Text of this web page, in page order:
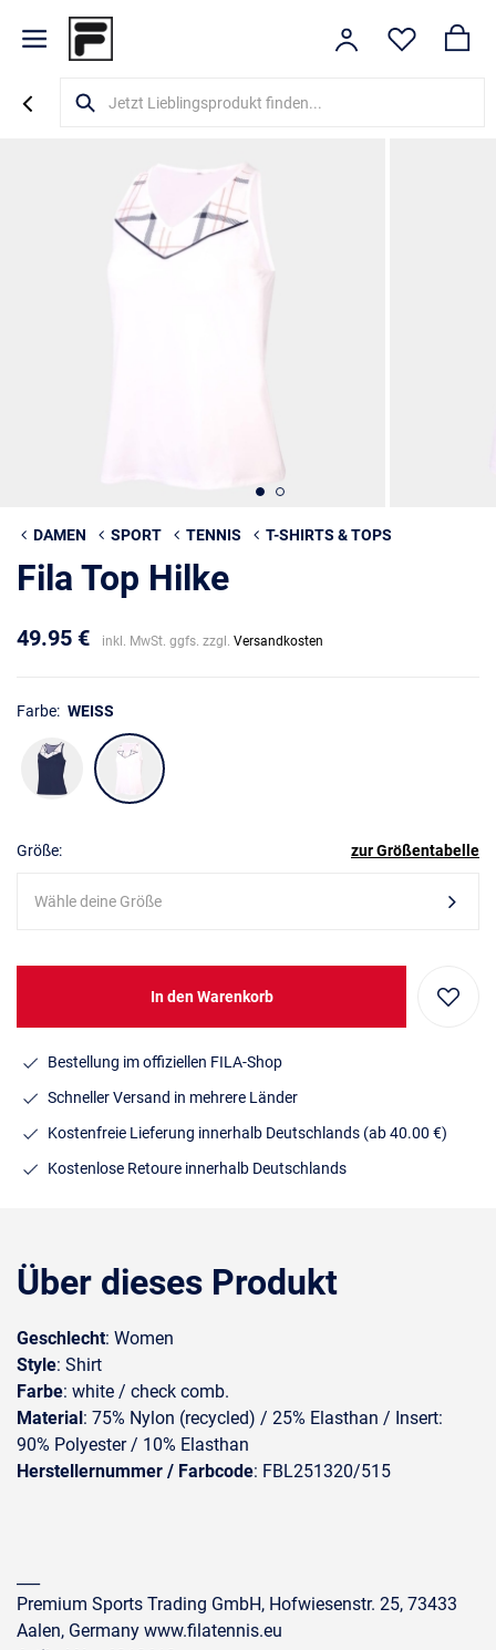
DAMEN SPORT TENNIS T-SHIRTS & TOPS
Fila Top Hilke
49.95 € inkl. MwSt. ggfs. zzgl. Versandkosten
Farbe: WEISS
Größe: zur Größentabelle
Wähle deine Größe
In den Warenkorb
Bestellung im offiziellen FILA-Shop
Schneller Versand in mehrere Länder
Kostenfreie Lieferung innerhalb Deutschlands (ab 40.00 €)
Kostenlose Retoure innerhalb Deutschlands
Über dieses Produkt
Geschlecht: Women
Style: Shirt
Farbe: white / check comb.
Material: 75% Nylon (recycled) / 25% Elasthan / Insert:
90% Polyester / 10% Elasthan
Herstellernummer / Farbcode: FBL251320/515
Premium Sports Trading GmbH, Hofwiesenstr. 25, 73433
Aalen, Germany www.filatennis.eu